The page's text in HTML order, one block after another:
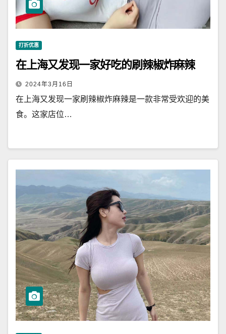
打折优惠
在上海又发现一家好吃的刷辣椒炸麻辣
2024年3月16日
在上海又发现一家刷辣椒炸麻辣是一款非常受欢迎的美
食。这家店位…